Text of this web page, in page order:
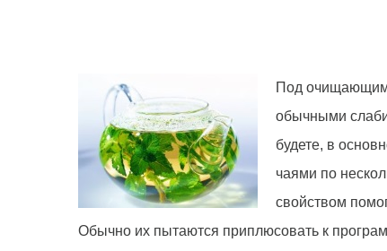
Под очищающим
обычными
будете, в
чаями по
свойством
Обычно их пытаются приплюсовать к